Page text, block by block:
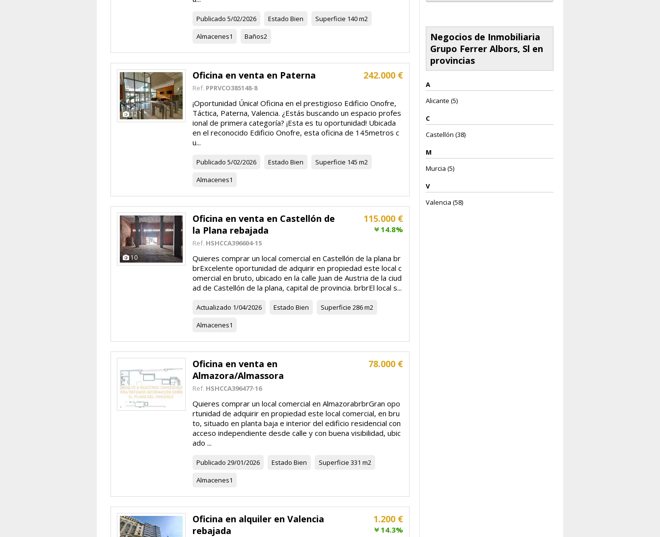
Negocios de Inmobiliaria
Grupo Ferrer Albors, Sl en
provincias
A
Alicante (5)
C
Castellón (38)
M
Murcia (5)
V
Valencia (58)
Publicado 5/02/2026 Estado Bien Superficie 140 m2
Almacenes1 Baños2
12
242.000 €
Oficina en venta en Paterna
Ref. PPRVCO385148-8
¡Oportunidad Única! Oficina en el prestigioso Edificio Onofre,
Táctica, Paterna, Valencia. ¿Estás buscando un espacio profes
ional de primera categoría? ¡Esta es tu oportunidad! Ubicada
en el reconocido Edificio Onofre, esta oficina de 145metros c
u...
Publicado 5/02/2026 Estado Bien Superficie 145 m2
Almacenes1
10
115.000 €
14.8%
Oficina en venta en Castellón de
la Plana rebajada
Ref. HSHCCA396604-15
Quieres comprar un local comercial en Castellón de la plana br
brExcelente oportunidad de adquirir en propiedad este local c
omercial en bruto, ubicado en la calle Juan de Austria de la ciud
ad de Castellón de la plana, capital de provincia. brbrEl local s...
Actualizado 1/04/2026 Estado Bien Superficie 286 m2
Almacenes1
11
78.000 €
Oficina en venta en
Almazora/Almassora
Ref. HSHCCA396477-16
Quieres comprar un local comercial en AlmazorabrbrGran opo
rtunidad de adquirir en propiedad este local comercial, en bru
to, situado en planta baja e interior del edificio residencial con
acceso independiente desde calle y con buena visibilidad, ubic
ado ...
Publicado 29/01/2026 Estado Bien Superficie 331 m2
Almacenes1
1.200 €
14.3%
Oficina en alquiler en Valencia
rebajada